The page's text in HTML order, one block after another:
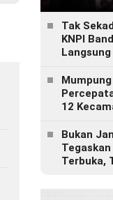
Tak
KNPI
12
Bukan
Terbuka,